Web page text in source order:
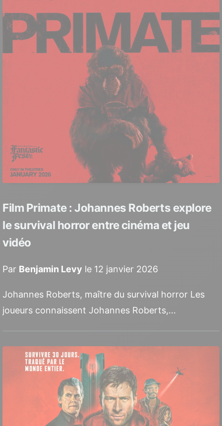
Film Primate : Johannes Roberts explore
le survival horror entre cinéma et jeu
vidéo
Par Benjamin Levy le 12 janvier 2026
Johannes Roberts, maître du survival horror Les
joueurs connaissent Johannes Roberts,...